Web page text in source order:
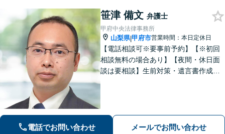
笹津 備文 弁護士
甲府中央法律事務所
山梨県|甲府市営業時間：本日定休日
【電話相談可※要事前予約】【※初回
相談無料の場合あり】【夜間・休日面
談は要相談】生前対策・遺言書作成は
示談交渉【法テラス相談利用可※事件
電話でお問い合わせ メールでお問い合わせ